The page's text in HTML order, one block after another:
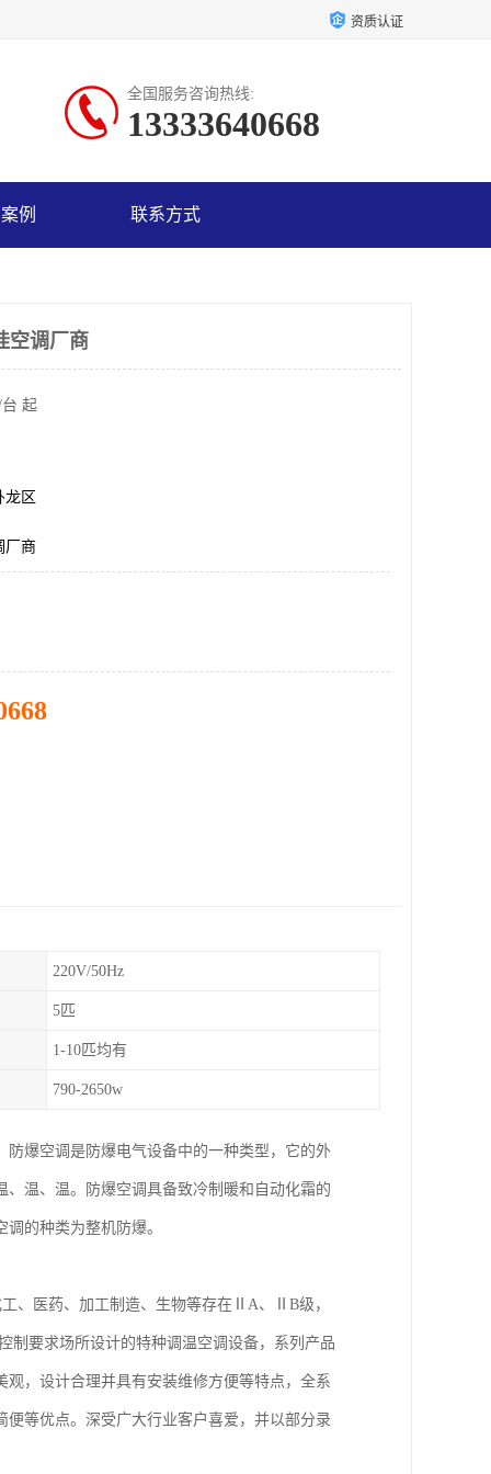
资质认证
全国服务咨询热线:
13333640668
例 联系方式
空调厂商
起
龙区
厂商
220V/50Hz
5匹
1-10匹均有
790-2650w
爆空调是防爆电气设备中的一种类型，它的外
温、温。防爆空调具备致冷制暖和自动化霜的
的种类为整机防爆。
、医药、加工制造、生物等存在ⅡA、ⅡB级，
制要求场所设计的特种调温空调设备，系列产品
，设计合理并具有安装维修方便等特点，全系
等优点。深受广大行业客户喜爱，并以部分录